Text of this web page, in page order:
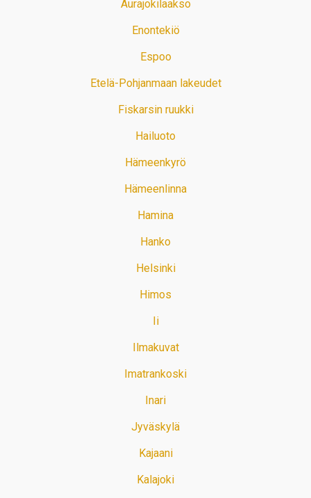
Aurajokilaakso
Enontekiö
Espoo
Etelä-Pohjanmaan lakeudet
Fiskarsin ruukki
Hailuoto
Hämeenkyrö
Hämeenlinna
Hamina
Hanko
Helsinki
Himos
Ii
Ilmakuvat
Imatrankoski
Inari
Jyväskylä
Kajaani
Kalajoki